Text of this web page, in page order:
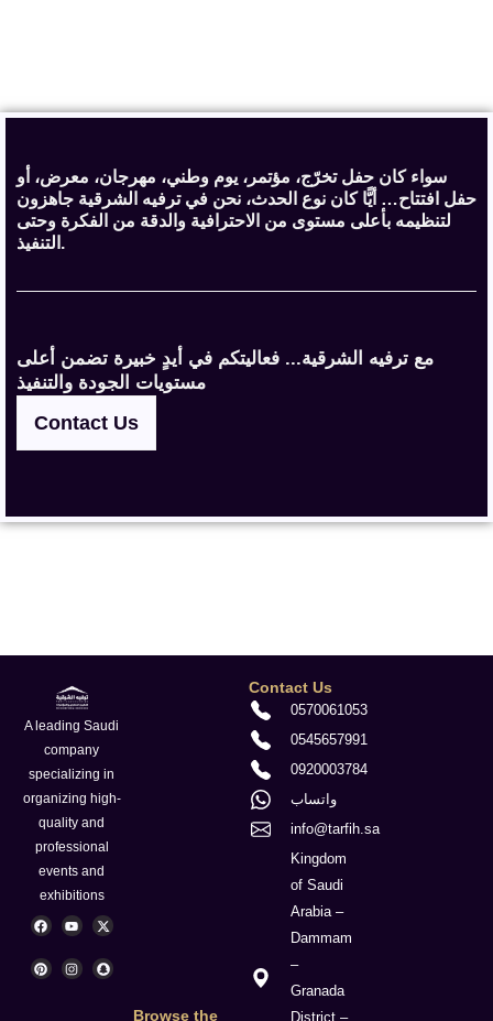
سواء كان حفل تخرّج، مؤتمر، يوم وطني، مهرجان، معرض، أو
حفل افتتاح… أيًّا كان نوع الحدث، نحن في ترفيه الشرقية جاهزون
لتنظيمه بأعلى مستوى من الاحترافية والدقة من الفكرة وحتى
التنفيذ.
مع ترفيه الشرقية... فعاليتكم في أيدٍ خبيرة تضمن أعلى
مستويات الجودة والتنفيذ
Contact Us
A leading Saudi
company
specializing in
organizing high-
quality and
professional
events and
exhibitions
F
a
c
b
o
Y
o
u
u
b
X
-
t
i
t
P
i
n
e
r
I
n
s
a
g
S
n
a
c
h
Browse the
Contact Us
0570061053
0545657991
0920003784
واتساب
info@tarfih.sa
Kingdom
of Saudi
Arabia –
Dammam
–
Granada
District –